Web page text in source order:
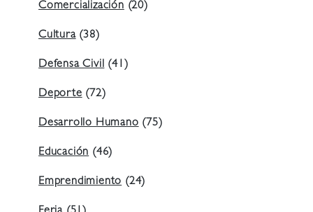
Comercialización(20)
Cultura(38)
Defensa Civil(41)
Deporte(72)
Desarrollo Humano(75)
Educación(46)
Emprendimiento(24)